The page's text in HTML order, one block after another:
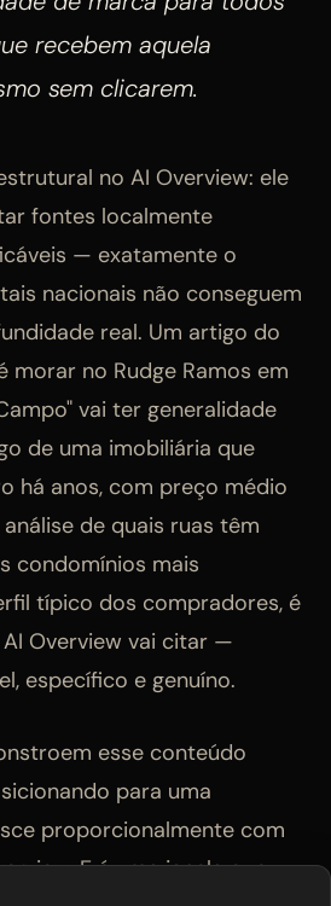
recebem aquela
sem clicarem.
no AI Overview: ele
fontes localmente
— exatamente o
nacionais não conseguem
real. Um artigo do
morar no Rudge Ramos em
vai ter generalidade
de uma imobiliária que
há anos, com preço médio
de quais ruas têm
condomínios mais
típico dos compradores, é
Overview vai citar —
específico e genuíno.
esse conteúdo
para uma
proporcionalmente com
E é uma janela que